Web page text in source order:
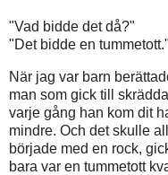
"Vad bidde det då?"
"Det bidde en tummetott."
När jag var barn
man som gick till
varje gång han kom dit
mindre. Och det skulle
började med en rock,
bara var en tummetott